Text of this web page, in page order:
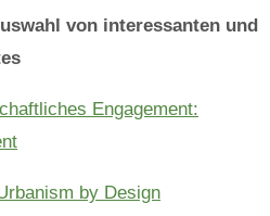
von interessanten und
Engagement:
by Design